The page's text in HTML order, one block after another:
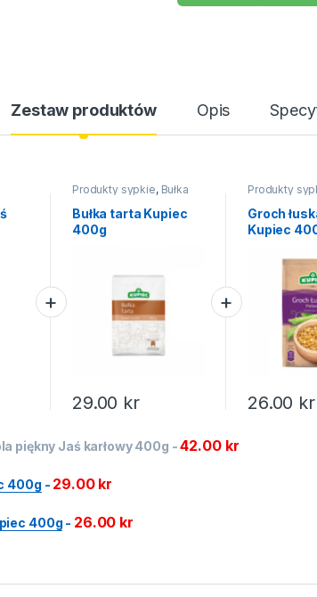
Zestaw produktów Opis
i
Produkty sypkie, Bułka
Bułka tarta Kupiec
400g
29.00 kr
Produkty
Warzywa
ziarna
Groch
Kupiec
26.00 kr
piękny Jaś karłowy 400g -42.00 kr
400g - 29.00 kr
400g - 26.00 kr